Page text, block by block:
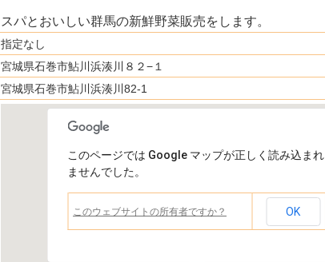
スパとおいしい群馬の新鮮野菜販売をします。
指定なし
宮城県石巻市鮎川浜湊川８２−１
宮城県石巻市鮎川浜湊川82-1
宮城県石巻市鮎川浜東洋館新装開店 ｲﾍﾞﾝﾄに協力
このページでは Google マップが正しく読み込まれ
ませんでした。
このウェブサイトの所有者ですか？ OK